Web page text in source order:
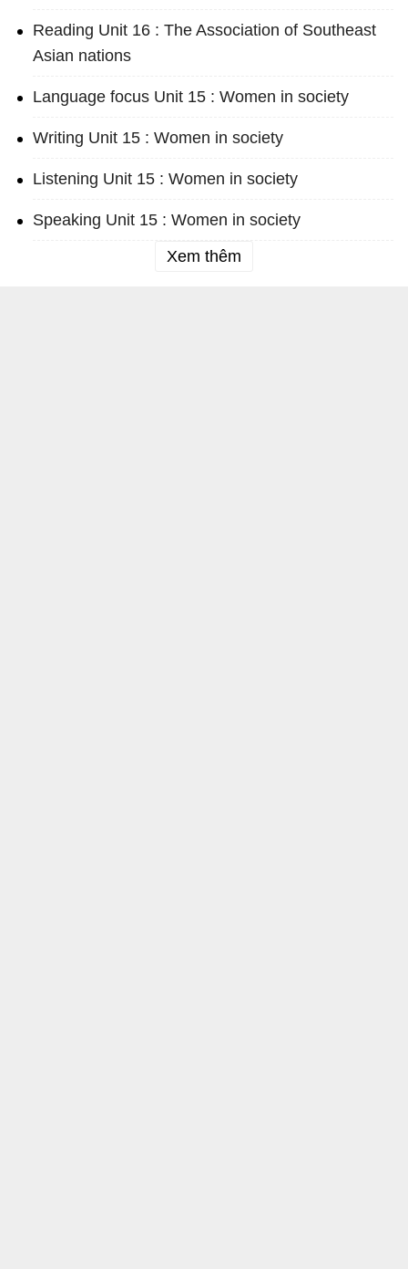
Reading Unit 16 : The Association of Southeast
Asian nations
Language focus Unit 15 : Women in society
Writing Unit 15 : Women in society
Listening Unit 15 : Women in society
Speaking Unit 15 : Women in society
Xem thêm